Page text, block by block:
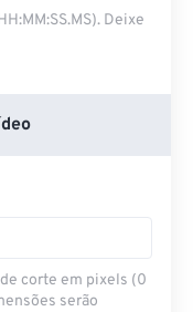
Deixe
corte em pixels (0
serão